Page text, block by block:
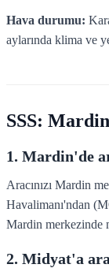
Hava durumu:
aylarında klima ve
SSS:
1. Mardin'de
Aracınızı Mardin
Havalimanı'ndan
Mardin merkezinde
2. Midyat'a